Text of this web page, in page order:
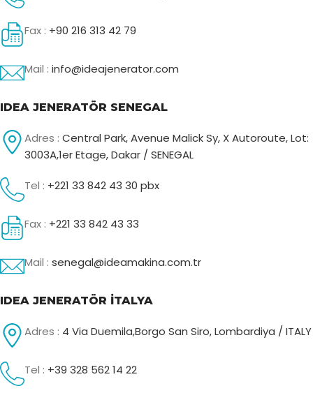
Fax : +90 216 313 42 79
Mail : info@ideajenerator.com
IDEA JENERATÖR SENEGAL
Adres : Central Park, Avenue Malick Sy, X Autoroute, Lot:
3003A,1er Etage, Dakar / SENEGAL
Tel : +221 33 842 43 30 pbx
Fax : +221 33 842 43 33
Mail : senegal@ideamakina.com.tr
IDEA JENERATÖR İTALYA
Adres : 4 Via Duemila,Borgo San Siro, Lombardiya / ITALY
Tel : +39 328 562 14 22